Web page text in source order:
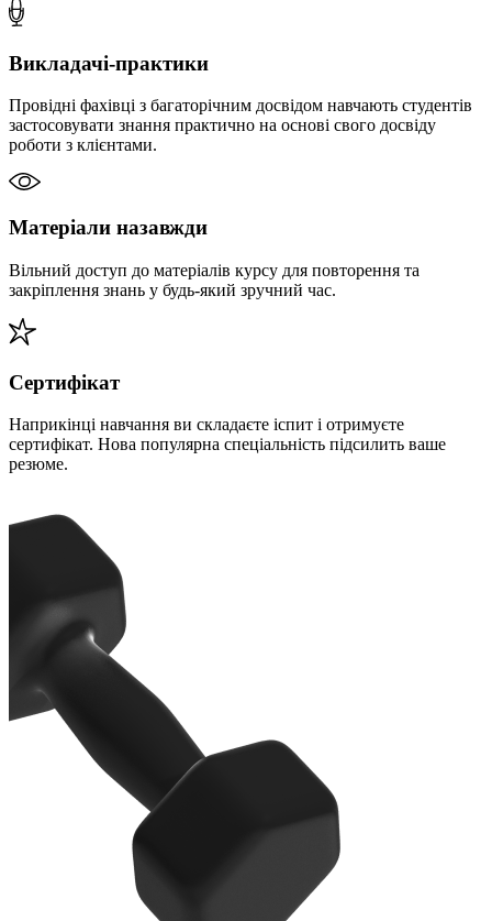
Викладачі-практики
Провідні фахівці з багаторічним досвідом навчають студентів
застосовувати знання практично на основі свого досвіду
роботи з клієнтами.
Матеріали назавжди
Вільний доступ до матеріалів курсу для повторення та
закріплення знань у будь-який зручний час.
Сертифікат
Наприкінці навчання ви складаєте іспит і отримуєте
сертифікат. Нова популярна спеціальність підсилить ваше
резюме.